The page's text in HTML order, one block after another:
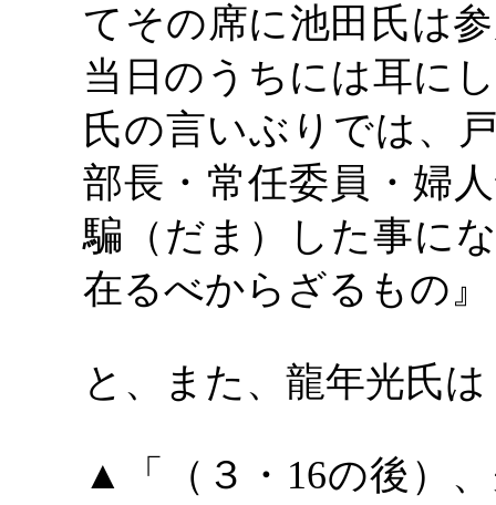
てその席に池田氏は
当日のうちには耳に
氏の言いぶりでは、
部長・常任委員・婦
騙（だま）した事に
在るべからざるもの
と、また、龍年光氏は
▲「（３・16の後）